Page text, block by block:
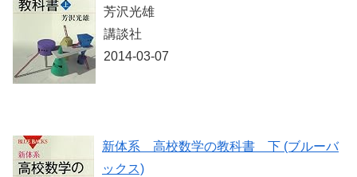
芳沢光雄
講談社
2014-03-07
新体系 高校数学の教科書 下 (ブルーバ
ックス)